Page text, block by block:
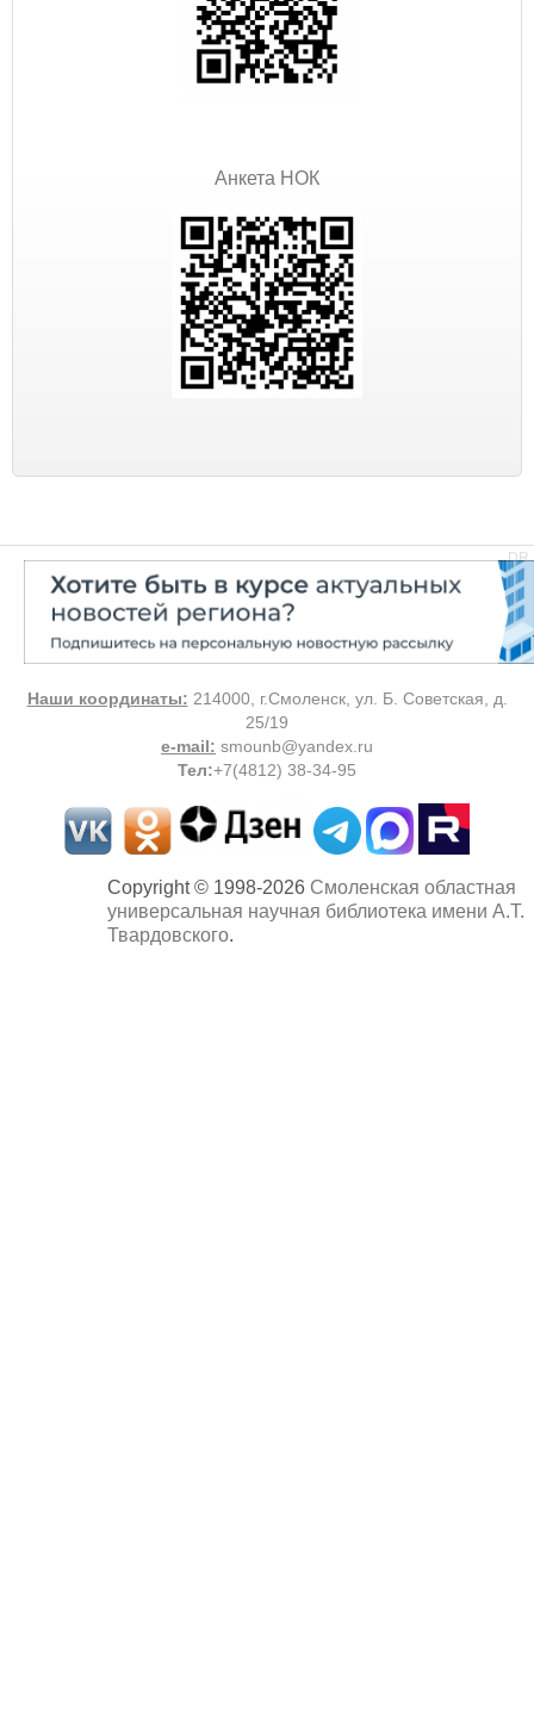
Анкета НОК
DR
Наши координаты: 214000, г.Смоленск, ул. Б. Советская, д.
25/19
e-mail: smounb@yandex.ru
Тел:+7(4812) 38-34-95
Copyright © 1998-2026 Смоленская областная
универсальная научная библиотека имени А.Т.
Твардовского.